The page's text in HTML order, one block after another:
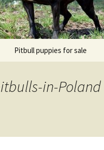
Pitbull puppies for sale
in-Poland